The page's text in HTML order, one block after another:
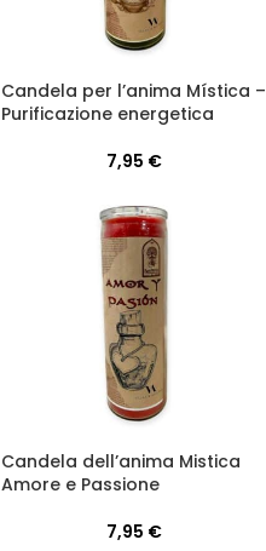
Candela per l’anima Mística –
Purificazione energetica
7,95 €
Candela dell’anima Mistica
Amore e Passione
7,95 €